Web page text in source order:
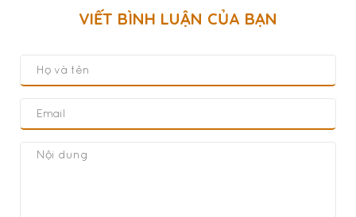
VIẾT BÌNH LUẬN CỦA BẠN